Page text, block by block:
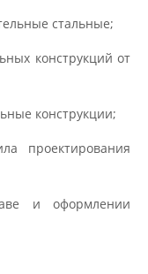
стальные;
конструкций от
конструкции;
проектирования
и оформлении